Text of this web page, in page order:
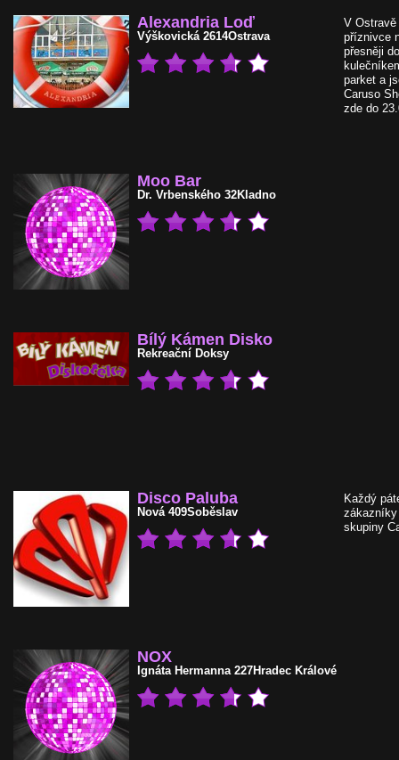
Alexandria Loď
Výškovická 2614Ostrava
V
příznivce
přesněji
parket a
Caruso
zde do
Moo Bar
Dr. Vrbenského 32Kladno
Bílý Kámen Disko
Rekreační Doksy
Disco Paluba
Nová 409Soběslav
Každý
zákazníky
skupiny
NOX
Ignáta Hermanna 227Hradec Králové